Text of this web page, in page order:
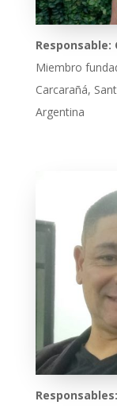
Responsable:
Miembro
Carcarañá,
Argentina